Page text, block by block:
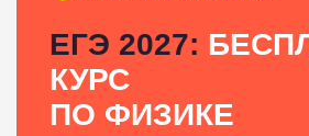
ЕГЭ 2027:
КУРС
ПО ФИЗИКЕ